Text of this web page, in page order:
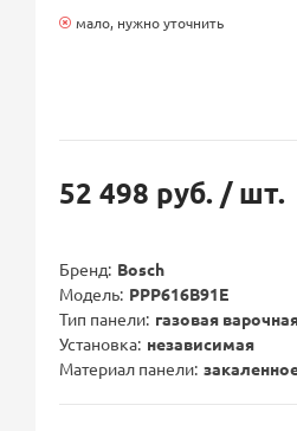
мало, нужно уточнить
52 498 руб. / шт.
Бренд Bosch
Модель PPP616B91E
Тип панели газовая
Установка независимая
Материал панели